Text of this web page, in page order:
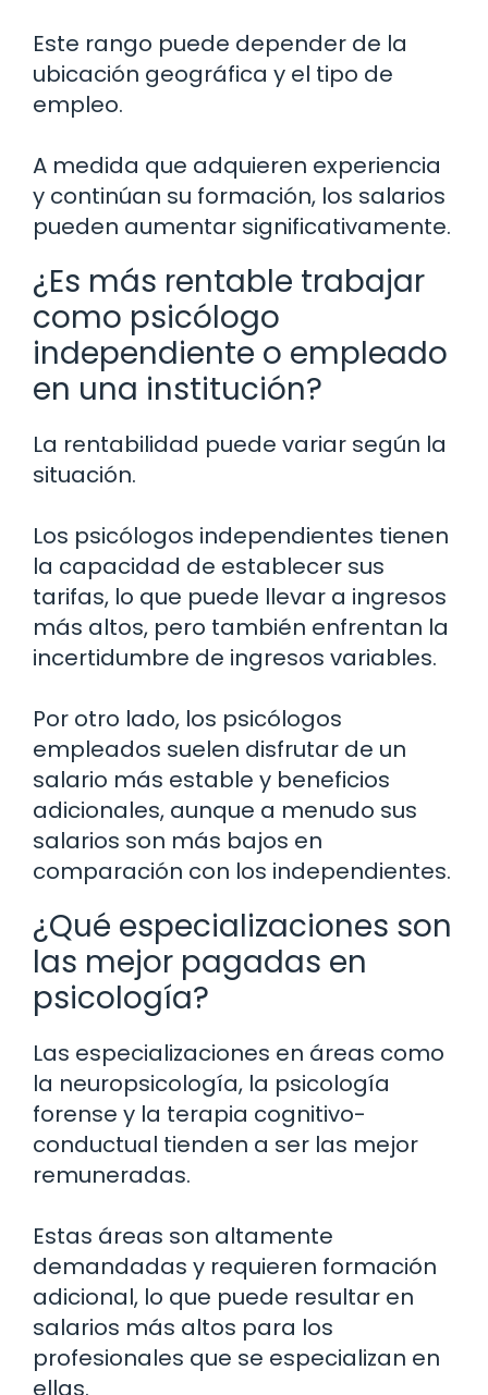
Este rango puede depender de la
ubicación geográfica y el tipo de
empleo.
A medida que adquieren experiencia
y continúan su formación, los salarios
pueden aumentar significativamente.
¿Es más rentable trabajar
como psicólogo
independiente o empleado
en una institución?
La rentabilidad puede variar según la
situación.
Los psicólogos independientes tienen
la capacidad de establecer sus
tarifas, lo que puede llevar a ingresos
más altos, pero también enfrentan la
incertidumbre de ingresos variables.
Por otro lado, los psicólogos
empleados suelen disfrutar de un
salario más estable y beneficios
adicionales, aunque a menudo sus
salarios son más bajos en
comparación con los independientes.
¿Qué especializaciones son
las mejor pagadas en
psicología?
Las especializaciones en áreas como
la neuropsicología, la psicología
forense y la terapia cognitivo-
conductual tienden a ser las mejor
remuneradas.
Estas áreas son altamente
demandadas y requieren formación
adicional, lo que puede resultar en
salarios más altos para los
profesionales que se especializan en
ellas.